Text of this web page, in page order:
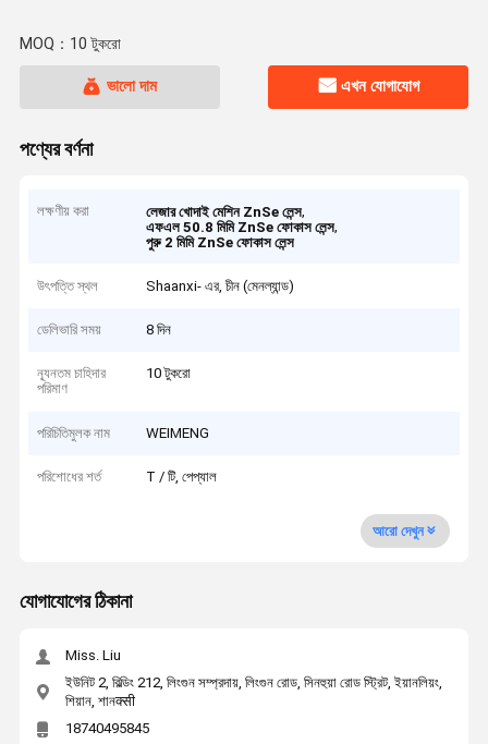
MOQ：10 টুকরো
ভালো দাম এখন যোগাযোগ
পণ্যের বর্ণনা
লক্ষণীয় করা লেজার খোদাই মেশিন ZnSe লেন্স,
এফএল 50.8 মিমি ZnSe ফোকাস লেন্স,
পুরু 2 মিমি ZnSe ফোকাস লেন্স
উৎপত্তি স্থল Shaanxi- এর, চীন (মেনল্যান্ড)
ডেলিভারি সময় 8 দিন
ন্যূনতম চাহিদার
পরিমাণ
10 টুকরো
পরিচিতিমুলক নাম WEIMENG
পরিশোধের শর্ত T / টি, পেপ্যাল
আরো দেখুন
যোগাযোগের ঠিকানা
Miss. Liu
ইউনিট 2, বিল্ডিং 212, লিংগুন সম্প্রদায়, লিংগুন রোড, সিনহুয়া রোড স্ট্রিট, ইয়ানলিয়ং,
শিয়ান, শানक्सी
18740495845